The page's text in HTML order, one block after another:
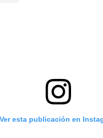
Ver esta publicación en